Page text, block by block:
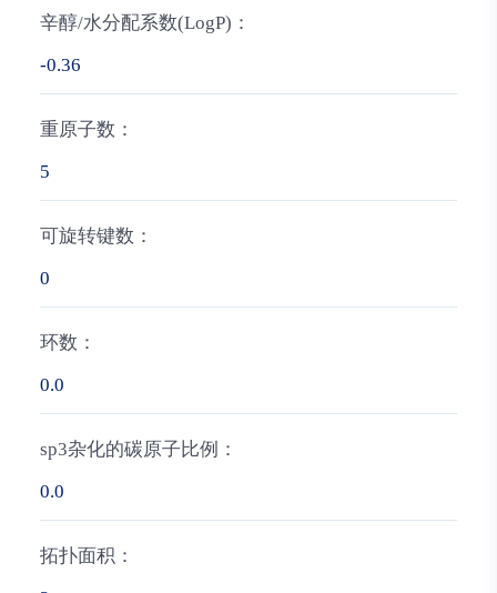
辛醇/水分配系数(LogP)：
-0.36
重原子数：
5
可旋转键数：
0
环数：
0.0
sp3杂化的碳原子比例：
0.0
拓扑面积：